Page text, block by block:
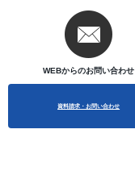
WEBからのお問い合わせ
資料請求・お問い合わせ